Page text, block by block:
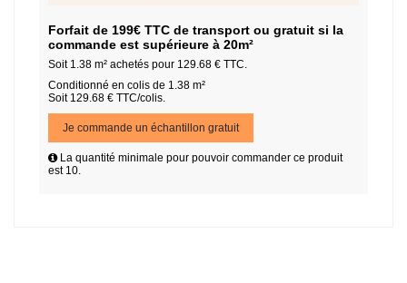
Forfait de 199€ TTC de transport ou gratuit si la
commande est supérieure à 20m²
Soit 1.38 m² achetés pour 129.68 € TTC.
Conditionné en colis de 1.38 m²
Soit 129.68 € TTC/colis.
Je commande un échantillon gratuit
La quantité minimale pour pouvoir commander ce produit
est 10.